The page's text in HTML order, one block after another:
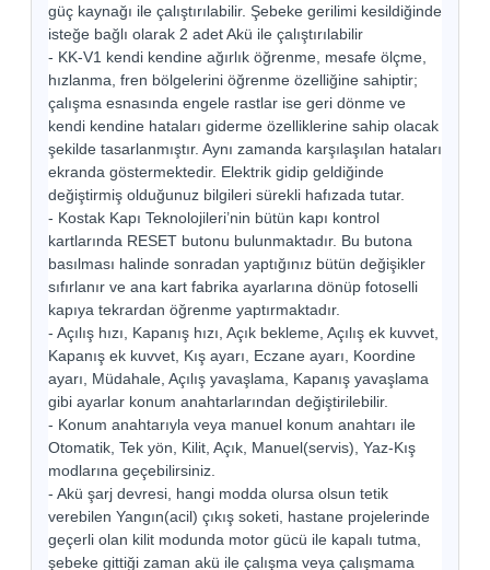
güç kaynağı ile çalıştırılabilir. Şebeke gerilimi kesildiğinde
isteğe bağlı olarak 2 adet Akü ile çalıştırılabilir
- KK-V1 kendi kendine ağırlık öğrenme, mesafe ölçme,
hızlanma, fren bölgelerini öğrenme özelliğine sahiptir;
çalışma esnasında engele rastlar ise geri dönme ve
kendi kendine hataları giderme özelliklerine sahip olacak
şekilde tasarlanmıştır. Aynı zamanda karşılaşılan hataları
ekranda göstermektedir. Elektrik gidip geldiğinde
değiştirmiş olduğunuz bilgileri sürekli hafızada tutar.
- Kostak Kapı Teknolojileri’nin bütün kapı kontrol
kartlarında RESET butonu bulunmaktadır. Bu butona
basılması halinde sonradan yaptığınız bütün değişikler
sıfırlanır ve ana kart fabrika ayarlarına dönüp fotoselli
kapıya tekrardan öğrenme yaptırmaktadır.
- Açılış hızı, Kapanış hızı, Açık bekleme, Açılış ek kuvvet,
Kapanış ek kuvvet, Kış ayarı, Eczane ayarı, Koordine
ayarı, Müdahale, Açılış yavaşlama, Kapanış yavaşlama
gibi ayarlar konum anahtarlarından değiştirilebilir.
- Konum anahtarıyla veya manuel konum anahtarı ile
Otomatik, Tek yön, Kilit, Açık, Manuel(servis), Yaz-Kış
modlarına geçebilirsiniz.
- Akü şarj devresi, hangi modda olursa olsun tetik
verebilen Yangın(acil) çıkış soketi, hastane projelerinde
geçerli olan kilit modunda motor gücü ile kapalı tutma,
şebeke gittiği zaman akü ile çalışma veya çalışmama